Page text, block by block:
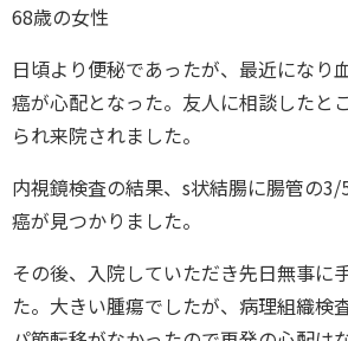
68歳の女性
日頃より便秘であったが、最近になり
癌が心配となった。友人に相談したと
られ来院されました。
内視鏡検査の結果、s状結腸に腸管の
癌が見つかりました。
その後、入院していただき先日無事に
た。大きい腫瘍でしたが、病理組織検